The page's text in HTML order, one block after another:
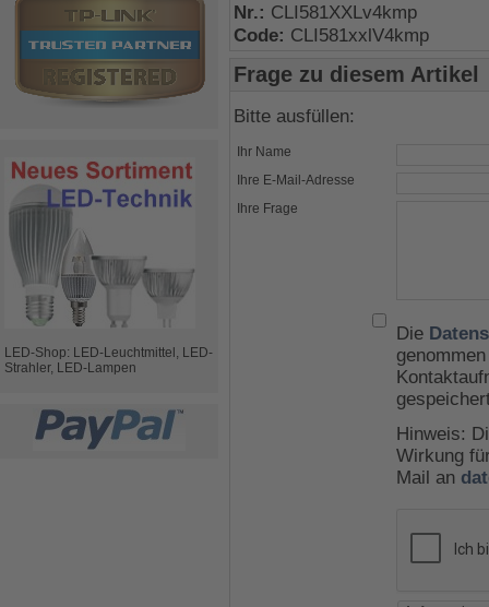
LED-Shop: LED-Leuchtmittel, LED-
Strahler, LED-Lampen
Nr.: CLI581XXLv4kmp
Code: CLI581xxlV4kmp
Frage zu diesem Artikel
Bitte ausfüllen:
Ihr Name
Ihre E-Mail-Adresse
Ihre Frage
Die
Hinweis:
Wirkung
Mail an